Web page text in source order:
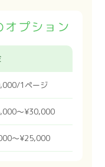
オプション
1ページ
〜¥30,000
〜¥25,000